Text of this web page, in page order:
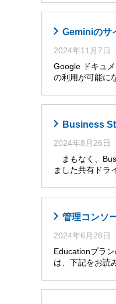
Geminiのサ
2024年11月7日
Google ドキュ
の利用が可能に
Business
2024年8月26日
まもなく、
ました共有ドラ
管理コンソ
2024年6月28日
Educationプラ
は、下記をお